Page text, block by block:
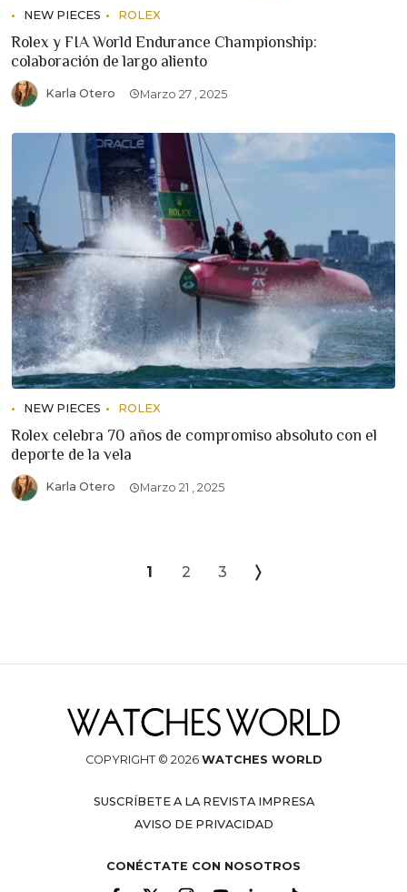
NEW PIECES ROLEX
Rolex y FIA World Endurance Championship:
colaboración de largo aliento
Karla Otero Marzo 27 , 2025
NEW PIECES ROLEX
Rolex celebra 70 años de compromiso absoluto con el
deporte de la vela
Karla Otero Marzo 21 , 2025
1 2 3
COPYRIGHT © 2026 WATCHES WORLD
SUSCRÍBETE A LA REVISTA IMPRESA
AVISO DE PRIVACIDAD
CONÉCTATE CON NOSOTROS